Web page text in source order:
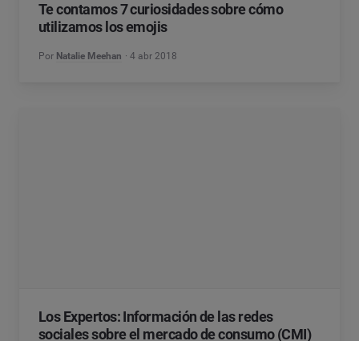
Te contamos 7 curiosidades sobre cómo
utilizamos los emojis
Por Natalie Meehan 4 abr 2018
Los Expertos: Información de las redes
sociales sobre el mercado de consumo (CMI)